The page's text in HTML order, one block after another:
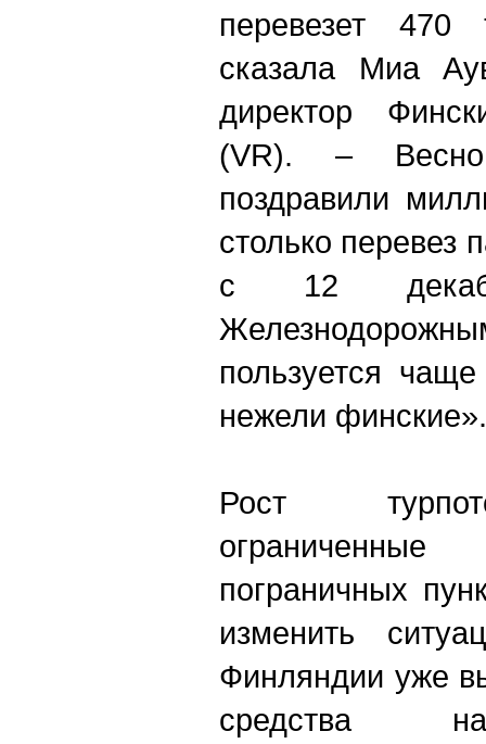
перевезет
сказала Миа
директор
(VR). –
поздравили
столько перевез
с 12
пользуется
нежели финские».
Рост
пограничных
изменить
Финляндии уже
средства